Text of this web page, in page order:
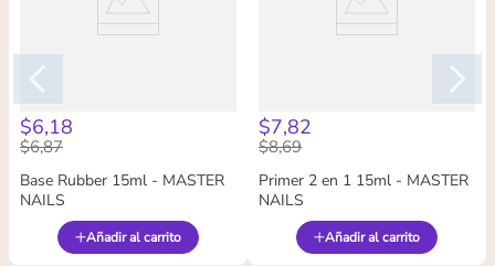
$6,18
$6,87
Base Rubber 15ml - MASTER
NAILS
Añadir al carrito
$7,82
$8,69
Primer 2 en 1 15ml - MASTER
NAILS
Añadir al carrito